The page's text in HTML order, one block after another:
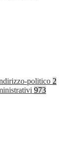
politico 2
973